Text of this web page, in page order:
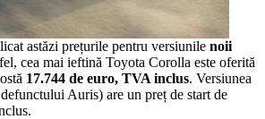
astăzi prețurile pentru versiunile noii
cea mai ieftină Toyota Corolla este oferită
17.744 de euro, TVA inclus. Versiunea
Auris) are un preț de start de